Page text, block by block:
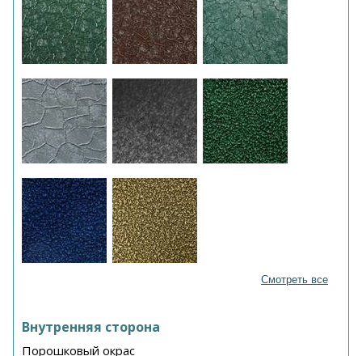
Смотреть все
Внутренняя сторона
Порошковый окрас